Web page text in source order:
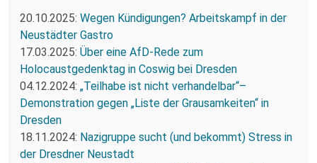
20.10.2025: Wegen Kündigungen? Arbeitskampf in der
Neustädter Gastro
17.03.2025: Über eine AfD-Rede zum
Holocaustgedenktag in Coswig bei Dresden
04.12.2024: „Teilhabe ist nicht verhandelbar“–
Demonstration gegen „Liste der Grausamkeiten“ in
Dresden
18.11.2024: Nazigruppe sucht (und bekommt) Stress in
der Dresdner Neustadt